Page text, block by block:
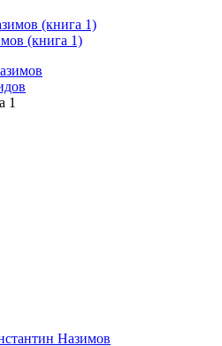
(книга 1)
1